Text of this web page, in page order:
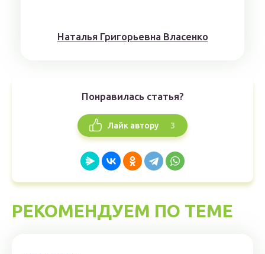
Наталья Григорьевна Власенко
Понравилась статья?
Лайк автору 3
РЕКОМЕНДУЕМ ПО ТЕМЕ